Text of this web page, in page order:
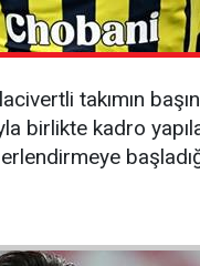
takımın
birlikte kadro